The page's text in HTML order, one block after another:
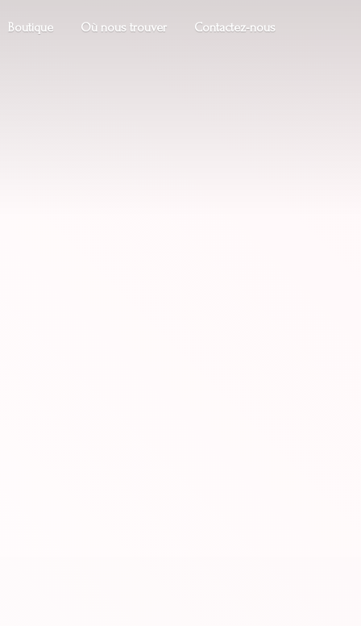
Boutique Où nous trouver Contactez-nous